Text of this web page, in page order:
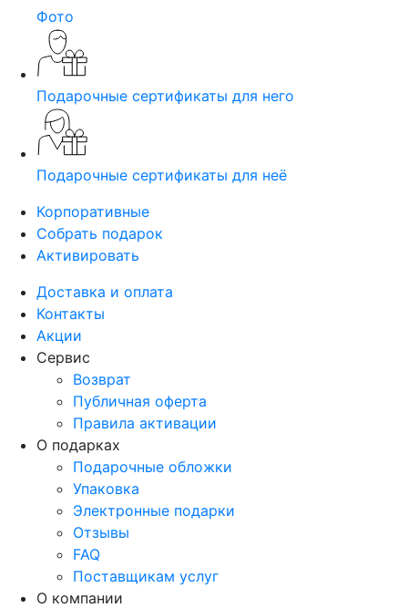
Фото
Подарочные сертификаты для него
Подарочные сертификаты для неё
Корпоративные
Собрать подарок
Активировать
Доставка и оплата
Контакты
Акции
Сервис
Возврат
Публичная оферта
Правила активации
О подарках
Подарочные обложки
Упаковка
Электронные подарки
Отзывы
FAQ
Поставщикам услуг
О компании